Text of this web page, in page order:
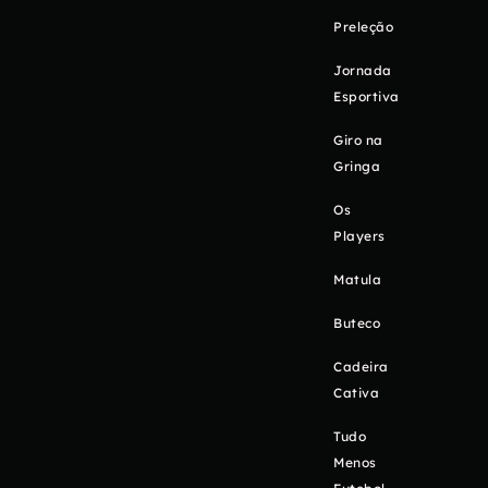
Preleção
Jornada
Esportiva
Giro na
Gringa
Os
Players
Matula
Buteco
Cadeira
Cativa
Tudo
Menos